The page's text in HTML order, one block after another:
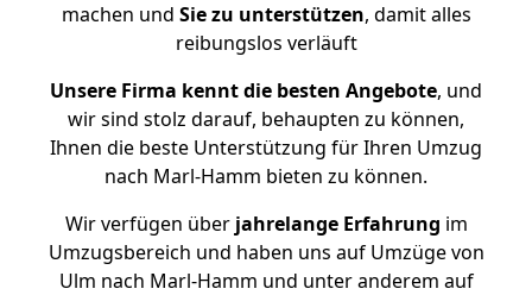
machen und Sie zu unterstützen, damit alles
reibungslos verläuft
Unsere Firma kennt die besten Angebote, und
wir sind stolz darauf, behaupten zu können,
Ihnen die beste Unterstützung für Ihren Umzug
nach Marl-Hamm bieten zu können.
Wir verfügen überjahrelange Erfahrung im
Umzugsbereich und haben uns auf Umzüge von
Ulm nach Marl-Hamm und unter anderem auf